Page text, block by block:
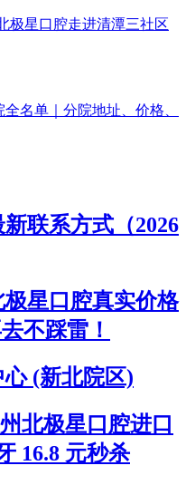
极星口腔走进清潭三社区
名单｜分院地址、价格、
联系方式（2026
星口腔真实价格
不踩雷！
(新北院区)
北极星口腔进口
16.8 元秒杀